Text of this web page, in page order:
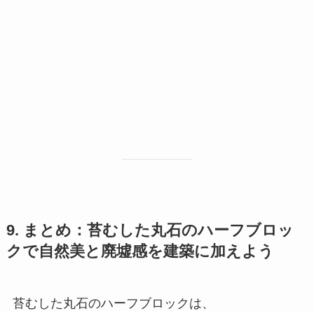
9. まとめ：苔むした丸石のハーフブロッ
クで自然美と廃墟感を建築に加えよう
苔むした丸石のハーフブロックは、